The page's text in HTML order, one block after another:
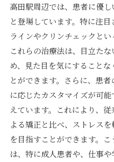
高田駅周辺では、患者に優
と登場しています。特に注
ラインやクリンチェックとい
これらの治療法は、目立た
め、見た目を気にすること
とができます。さらに、患
に応じたカスタマイズが可
えています。これにより、
よる矯正と比べ、ストレス
を目指すことができます。
は、特に成人患者や、仕事